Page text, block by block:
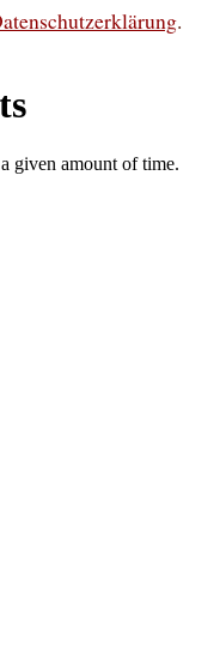
.